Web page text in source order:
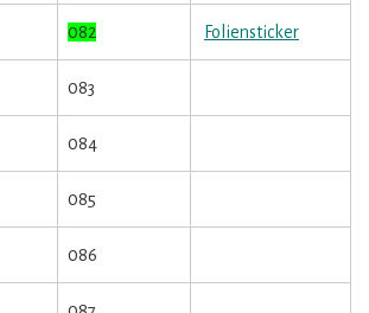
082 Foliensticker
083
084
085
086